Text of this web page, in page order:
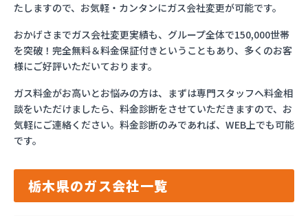
たしますので、お気軽・カンタンにガス会社変更が可能です。
おかげさまでガス会社変更実績も、グループ全体で150,000世帯
を突破！完全無料＆料金保証付きということもあり、多くのお客
様にご好評いただいております。
ガス料金がお高いとお悩みの方は、まずは専門スタッフへ料金相
談をいただけましたら、料金診断をさせていただきますので、お
気軽にご連絡ください。料金診断のみであれば、WEB上でも可能
です。
栃木県のガス会社一覧